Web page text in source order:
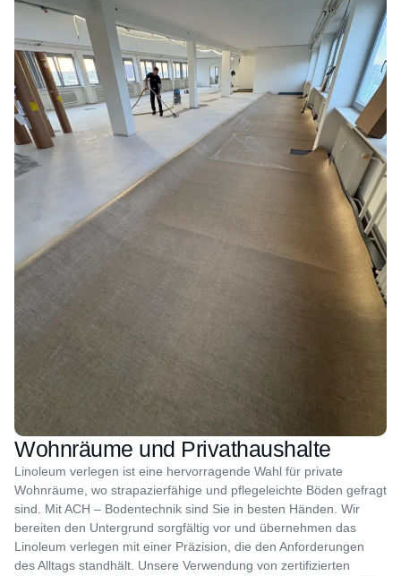
Wohnräume und Privathaushalte
Linoleum verlegen ist eine hervorragende Wahl für private
Wohnräume, wo strapazierfähige und pflegeleichte Böden gefragt
sind. Mit ACH – Bodentechnik sind Sie in besten Händen. Wir
bereiten den Untergrund sorgfältig vor und übernehmen das
Linoleum verlegen mit einer Präzision, die den Anforderungen
des Alltags standhält. Unsere Verwendung von zertifizierten